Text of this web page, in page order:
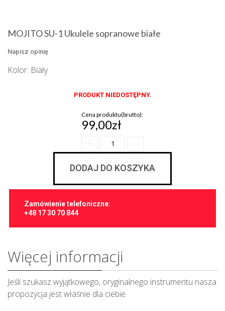
MOJITO SU-1 Ukulele sopranowe białe
Napisz opinię
Kolor: Biały
PRODUKT NIEDOSTĘPNY.
Cena produktu(brutto):
99,00zł
DODAJ DO KOSZYKA
Zamówienie telefoniczne:
+48 17 30 70 844
Więcej informacji
Jeśli szukasz wyjątkowego, oryginalnego instrumentu nasza
propozycja jest właśnie dla ciebie.